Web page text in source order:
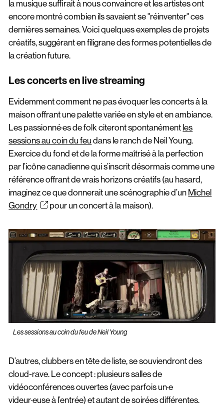
la musique suffirait à nous convaincre et les artistes ont
encore montré combien ils savaient se "réinventer" ces
dernières semaines. Voici quelques exemples de projets
créatifs, suggérant en filigrane des formes potentielles de
la création future.
Les concerts en live streaming
Evidemment comment ne pas évoquer les concerts à la
maison offrant une palette variée en style et en ambiance.
Les passionné·es de folk citeront spontanémentles
sessions au coin du feudans le ranch de Neil Young.
Exercice du fond et de la forme maîtrisé à la perfection
par l’icône canadienne qui s’inscrit désormais comme une
référence offrant de vrais horizons créatifs (au hasard,
imaginez ce que donnerait une scénographie d’unMichel
Gondry
pour un concert à la maison).
Les sessions au coin du feu de Neil Young
D’autres, clubbers en tête de liste, se souviendront des
cloud-rave. Le concept : plusieurs salles de
vidéoconférences ouvertes (avec parfois un·e
videur·euse à l’entrée) et autant de soirées différentes.